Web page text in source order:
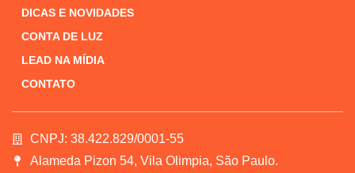
DICAS E NOVIDADES
CONTA DE LUZ
LEAD NA MÍDIA
CONTATO
CNPJ: 38.422.829/0001-55
Alameda Pizon 54, Vila Olimpia, São Paulo.